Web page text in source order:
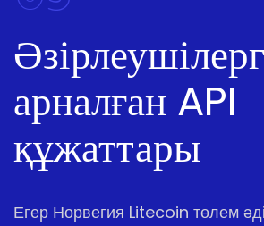
арналған API
құжаттары
Егер Норвегия Litecoin төлем